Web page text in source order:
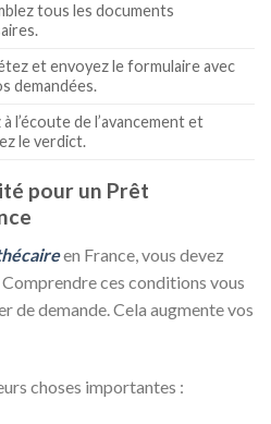
tous les documents
et envoyez le formulaire avec
demandées.
l’écoute de l’avancement et
le verdict.
pour un Prêt
en France, vous devez
ces conditions vous
de demande. Cela augmente vos
choses importantes :